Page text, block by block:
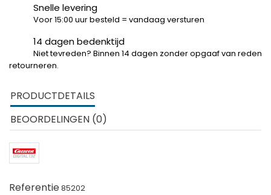
Snelle levering
Voor 15:00 uur besteld = vandaag versturen
14 dagen bedenktijd
Niet tevreden? Binnen 14 dagen zonder opgaaf van reden
retourneren.
PRODUCTDETAILS
BEOORDELINGEN (0)
Referentie85202